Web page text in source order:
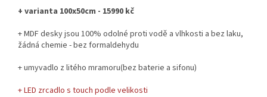
+ varianta 100x50cm - 15990 kč
+ MDF desky jsou 100% odolné proti vodě a vlhkosti a bez laku,
žádná chemie - bez formaldehydu
+ umyvadlo z litého mramoru(bez baterie a sifonu)
+ LED zrcadlo s touch podle velikosti